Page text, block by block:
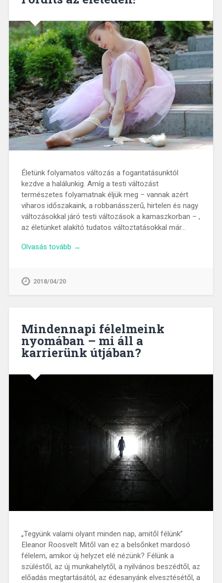
Életünk folyamatos változás a fogantatásunktól
kezdve a halálunkig. Amíg a testi változást
természetes folyamatnak éljük meg – vannak azért
viharos időszakaink, a robbanásszerű, hirtelen és nagy
változásokkal járó testi változások a kamaszkorban – ,
az életünket alakító tudatos változtatásokkal már…
Olvasás tovább →
2018/04/20
Mindennapi félelmeink
nyomában – mi áll a
karrierünk útjában?
„Tegyünk valami olyant minden nap, amitől félünk”
Eleanor Roosvelt Mitől van ez a belsőnket mardosó
félelem, amikor új helyzet elé nézünk? Félünk a
szüléstől, az új munkahelytől, a nyilvános beszédtől, az
előadás megtartásától, az édesanyánk elvesztésétől, a